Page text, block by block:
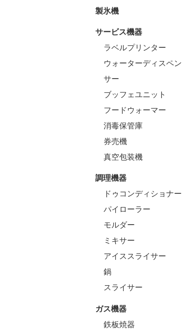
製氷機
サービス機器
ラベルプリンター
ウォーターディスペン
サー
ブッフェユニット
フードウォーマー
消毒保管庫
券売機
真空包装機
調理機器
ドゥコンディショナー
パイローラー
モルダー
ミキサー
アイススライサー
鍋
スライサー
ガス機器
鉄板焼器